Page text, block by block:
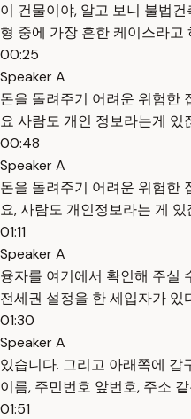
이 건물이야, 알고 보니 불법
형 중에 가장 흔한 케이스라고
00:25
Speaker A
돈을 돌려주기 어려운 위험한
요 사람도 개인 정보라는게
00:48
Speaker A
돈을 돌려주기 어려운 위험한
요, 사람도 개인정보라는 게
01:11
Speaker A
융자를 여기에서 확인해 주실
전세권 설정을 한 세입자가
01:30
Speaker A
있습니다. 그리고 아래쪽에 갑
이름, 주민번호 앞번호, 주소
01:51